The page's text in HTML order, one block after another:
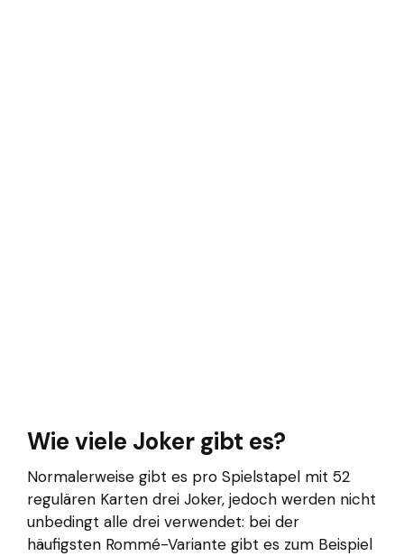
Wie viele Joker gibt es?
Normalerweise gibt es pro Spielstapel mit 52
regulären Karten drei Joker, jedoch werden nicht
unbedingt alle drei verwendet: bei der
häufigsten Rommé-Variante gibt es zum Beispiel